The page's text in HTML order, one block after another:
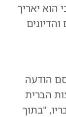
הוא יאריך
הודעה
הברית
"בתוך